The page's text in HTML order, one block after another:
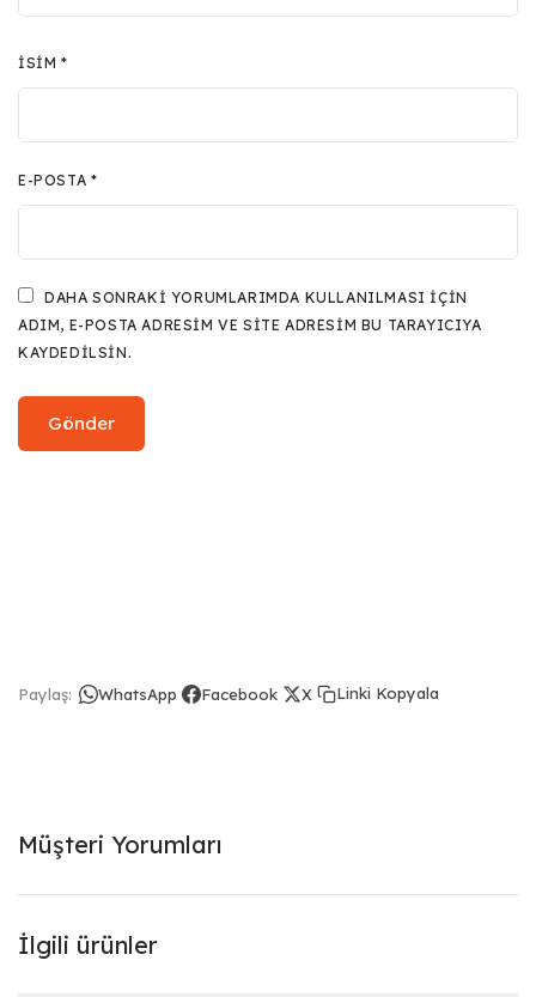
İSIM*
E-POSTA *
DAHA SONRAKI YORUMLARIMDA KULLANILMASI IÇIN
ADIM, E-POSTA ADRESIM VE SITE ADRESIM BU TARAYICIYA
KAYDEDILSIN.
Paylaş: WhatsApp Facebook X Linki Kopyala
Müşteri Yorumları
İlgili ürünler